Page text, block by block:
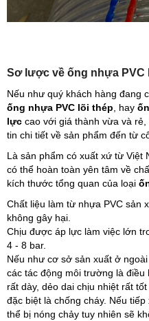
Sơ lược về ống nhựa PVC
Nếu như quý khách hàng đang
ống nhựa PVC lõi thép , hay
lực cao với giá thành vừa và
tin chi tiết về sản phẩm đến từ
Là sản phẩm có xuất xứ từ Việt
có thể hoàn toàn yên tâm về
kích thước tổng quan của loại
Chất liệu làm từ nhựa PVC sản
không gây hại.
Chịu được áp lực làm việc lớn
4 - 8 bar.
Nếu như cơ sở sản xuất ở
các tác động môi trường là
rất dày, dẻo dai chịu nhiệt rất
đặc biệt là chống cháy. Nếu
thể bị nóng chảy tuy nhiên sẽ